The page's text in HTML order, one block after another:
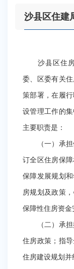
沙县区住建
沙县区住房
委、区委有关
策部署，在履
设管理工作的
主要职责是：
（一）承担
订全区住房保
保障发展规划
房规划及政策
保障性住房资金
（二）承担
住房政策；指
住房建设规划并